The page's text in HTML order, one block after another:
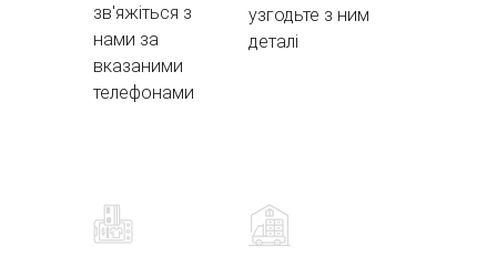
зв'яжіться з
нами за
вказаними
телефонами
узгодьте з ним
деталі